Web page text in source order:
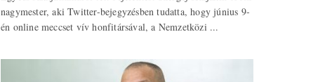
nagymester, aki Twitter-bejegyzésben tudatta, hogy június 9-
én online meccset vív honfitársával, a Nemzetközi ...